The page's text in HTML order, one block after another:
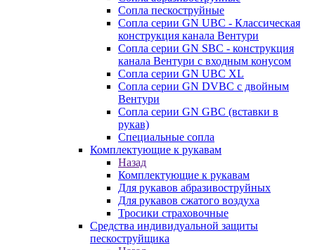
Сопла пескоструйные
Сопла серии GN UBC - Классическая
конструкция канала Вентури
Сопла серии GN SBC - конструкция
канала Вентури c входным конусом
Сопла серии GN UBC XL
Сопла серии GN DVBC с двойным
Вентури
Сопла серии GN GBC (вставки в
рукав)
Специальные сопла
Комплектующие к рукавам
Назад
Комплектующие к рукавам
Для рукавов абразивоструйных
Для рукавов сжатого воздуха
Тросики страховочные
Средства индивидуальной защиты
пескоструйщика